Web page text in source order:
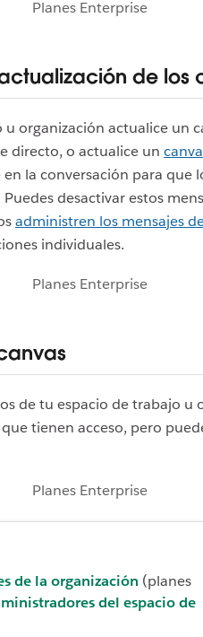
Planes Enterprise
de los
organización actualice un
directo, o actualice un
la conversación para que
desactivar estos
administren los mensajes
individuales.
Planes Enterprise
de tu espacio de trabajo u
tienen acceso, pero
Planes Enterprise
de la organización (planes
del espacio de